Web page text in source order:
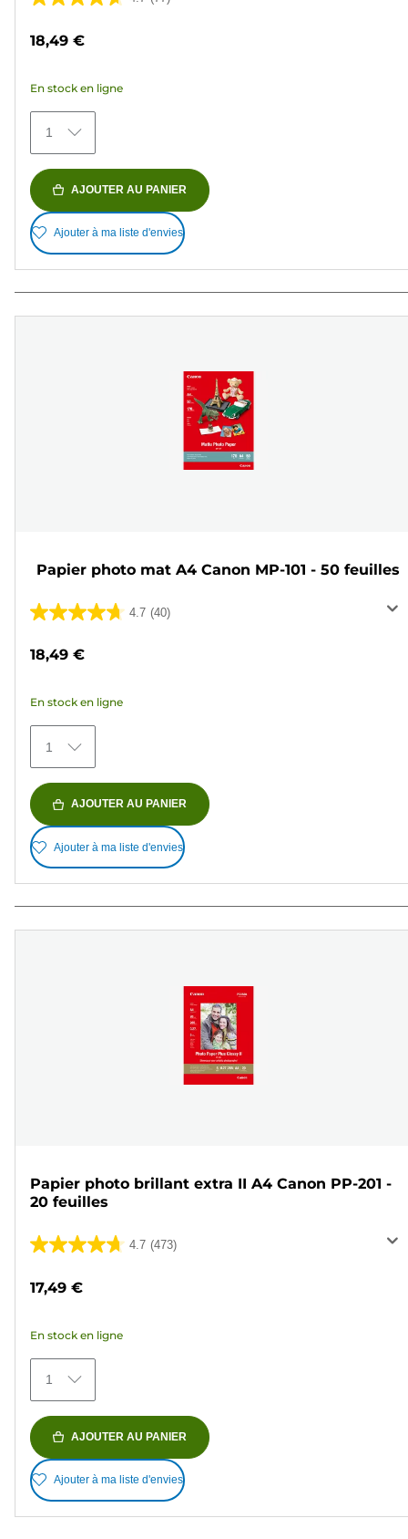
4.7
5
77
avis
18,49 €
En stock en ligne
1
AJOUTER AU PANIER
Ajouter à ma liste d'envies
Papier photo mat A4 Canon MP-101 - 50 feuilles
4.7 (40)
4.7
40
avis
18,49 €
En stock en ligne
1
AJOUTER AU PANIER
Ajouter à ma liste d'envies
Papier photo brillant extra II A4 Canon PP-201 -
20 feuilles
4.7 (473)
4.7
5
473
avis
17,49 €
En stock en ligne
1
AJOUTER AU PANIER
Ajouter à ma liste d'envies